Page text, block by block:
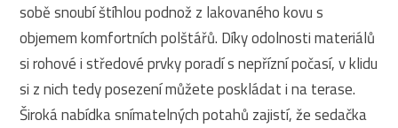
sobě snoubí štíhlou podnož z lakovaného kovu s
objemem komfortních polštářů. Díky odolnosti materiálů
si rohové i středové prvky poradí s nepřízní počasí, v klidu
si z nich tedy posezení můžete poskládat i na terase.
Široká nabídka snímatelných potahů zajistí, že sedačka